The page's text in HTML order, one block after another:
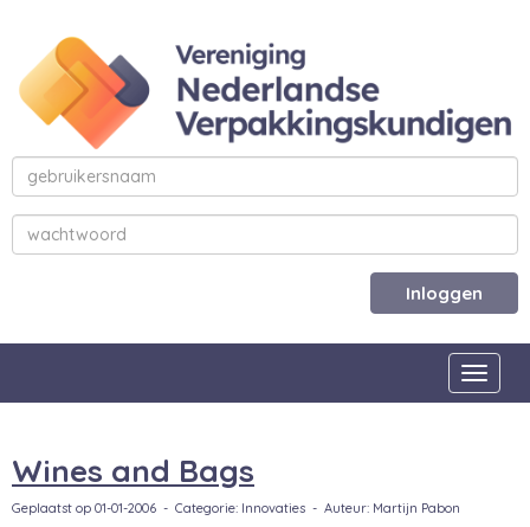
Inloggen
Wines and Bags
Geplaatst op 01-01-2006 - Categorie: Innovaties - Auteur: Martijn Pabon